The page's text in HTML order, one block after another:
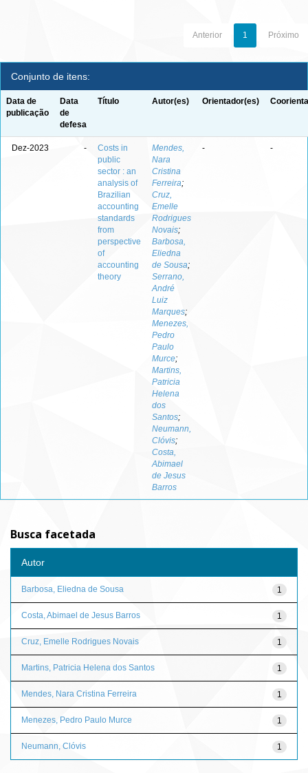
Anterior 1 Próximo
Conjunto de itens:
Data de
publicação
Data
de
defesa
Título Autor(es) Orientador(es)
Dez-2023 -
Costs in
public
sector : an
analysis of
Brazilian
accounting
standards
from
perspective
of
accounting
theory
Mendes,
Nara
Cristina
Ferreira;
Cruz,
Emelle
Rodrigues
Novais;
Barbosa,
Eliedna
de Sousa;
Serrano,
André
Luiz
Marques;
Menezes,
Pedro
Paulo
Murce;
Martins,
Patricia
Helena
dos
Santos;
Neumann,
Clóvis;
Costa,
Abimael
de Jesus
Barros
- -
Busca facetada
Autor
1
Barbosa, Eliedna de Sousa
1
Costa, Abimael de Jesus Barros
1
Cruz, Emelle Rodrigues Novais
1
Martins, Patricia Helena dos Santos
1
Mendes, Nara Cristina Ferreira
1
Menezes, Pedro Paulo Murce
1
Neumann, Clóvis